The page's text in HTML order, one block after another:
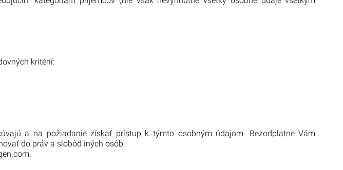
kritérií:
a na požiadanie získať prístup k týmto osobným údajom. Bezodplatne Vám
do práv a slobôd iných osôb.